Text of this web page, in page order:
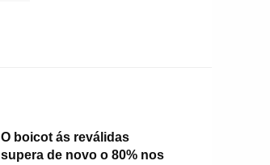
O boicot ás reválidas
supera de novo o 80% nos